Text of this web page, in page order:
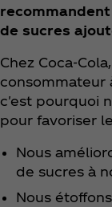
de sucres
Chez
consommateur
c'est pourquoi
pour favoriser
Nous
de sucres à
Nous